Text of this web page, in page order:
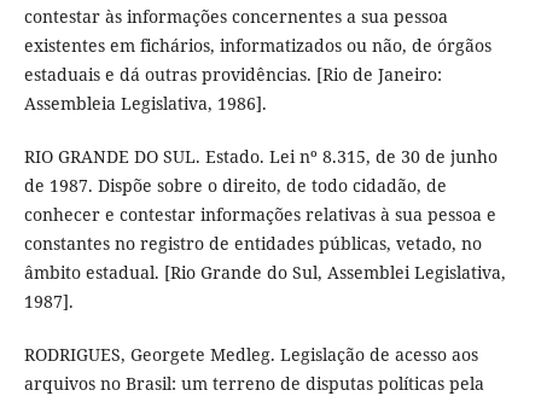
contestar às informações concernentes a sua pessoa
existentes em fichários, informatizados ou não, de órgãos
estaduais e dá outras providências. [Rio de Janeiro:
Assembleia Legislativa, 1986].
RIO GRANDE DO SUL. Estado. Lei nº 8.315, de 30 de junho
de 1987. Dispõe sobre o direito, de todo cidadão, de
conhecer e contestar informações relativas à sua pessoa e
constantes no registro de entidades públicas, vetado, no
âmbito estadual. [Rio Grande do Sul, Assemblei Legislativa,
1987].
RODRIGUES, Georgete Medleg. Legislação de acesso aos
arquivos no Brasil: um terreno de disputas políticas pela